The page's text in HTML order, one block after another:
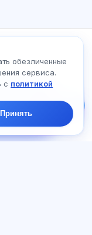
нам!
с чего
в
обезличенные
сервиса.
с политикой
Принять